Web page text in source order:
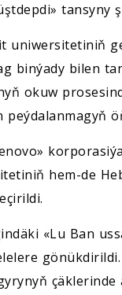
tansyny
uniwersitetiniň
binýady bilen
okuw
peýdalanmagyň
hem-de
«Lu Ban